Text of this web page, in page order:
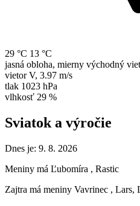
29 °C 13 °C
jasná obloha, mierny východný
vietor V, 3.97 m/s
tlak 1023 hPa
vlhkosť 29 %
Sviatok a výročie
Dnes je: 9. 8. 2026
Meniny má Ľubomíra , Rastic
Zajtra má meniny Vavrinec , Lars,